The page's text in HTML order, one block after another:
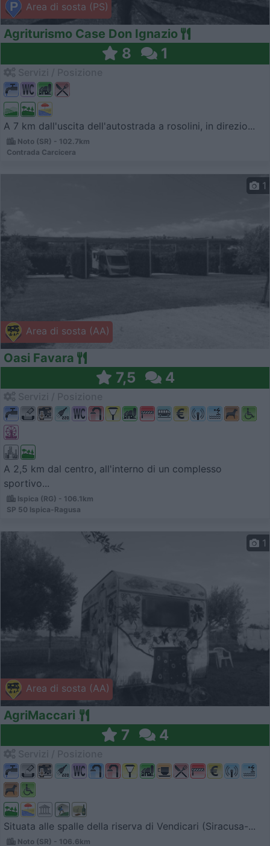
Area di sosta (PS)
Agriturismo Case Don Ignazio
8 1
A 7 km dall'uscita dell'autostrada a rosolini, in direzio...
Noto (SR) - 102.7km
Contrada Carcicera
Area di sosta (AA)
1
Oasi Favara
7,5 4
A 2,5 km dal centro, all'interno di un complesso
sportivo...
Ispica (RG) - 106.1km
SP 50 Ispica-Ragusa
Area di sosta (AA)
1
AgriMaccari
7 4
Situata alle spalle della riserva di Vendicari (Siracusa-...
Noto (SR) - 106.6km